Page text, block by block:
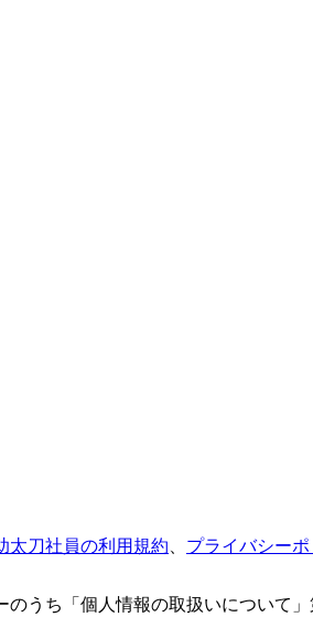
太刀社員の利用規約 プライバシー
のうち「個人情報の取扱いについて